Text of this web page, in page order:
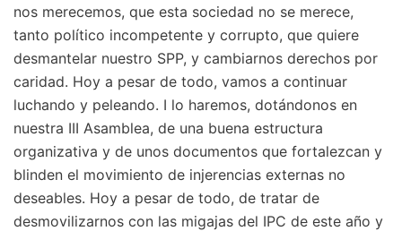
nos merecemos, que esta sociedad no se merece,
tanto político incompetente y corrupto, que quiere
desmantelar nuestro SPP, y cambiarnos derechos por
caridad. Hoy a pesar de todo, vamos a continuar
luchando y peleando. I lo haremos, dotándonos en
nuestra III Asamblea, de una buena estructura
organizativa y de unos documentos que fortalezcan y
blinden el movimiento de injerencias externas no
deseables. Hoy a pesar de todo, de tratar de
desmovilizarnos con las migajas del IPC de este año y